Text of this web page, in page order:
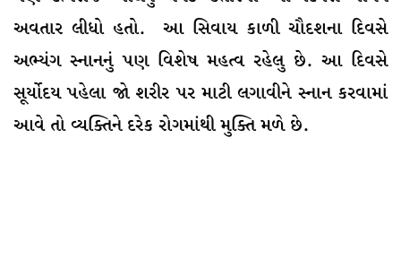
અવતાર લીધો હતો. આ સિવાય કાળી ચૌદશના દિવસે
અભ્યંગ સ્નાનનું પણ વિશેષ મહત્વ રહેલુ છે. આ દિવસે
સૂર્યોદય પહેલા જો શરીર પર માટી લગાવીને સ્નાન કરવામાં
આવે તો વ્યક્તિને દરેક રોગમાંથી મુક્તિ મળે છે.